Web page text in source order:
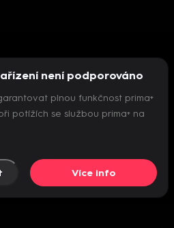
přehrávač
není podporováno
plnou funkčnost prima+
potížích se službou prima+ na
Více info